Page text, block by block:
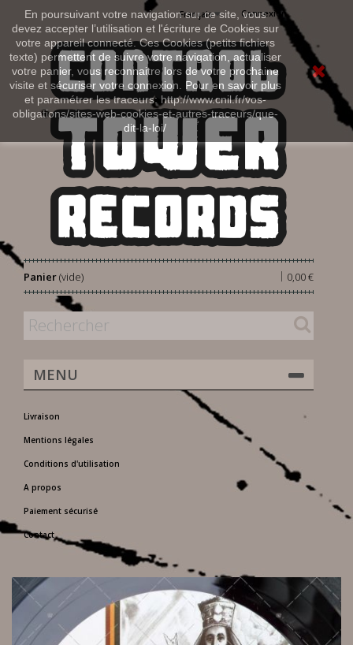
En poursuivant votre navigation sur ce site, vous
devez accepter l’utilisation et l'écriture de Cookies sur
votre appareil connecté. Ces Cookies (petits fichiers
texte) permettent de suivre votre navigation, actualiser
votre panier, vous reconnaitre lors de votre prochaine
visite et sécuriser votre connexion. Pour en savoir plus
et paramétrer les traceurs: http://www.cnil.fr/vos-
obligations/sites-web-cookies-et-autres-traceurs/que-
dit-la-loi/
Connexion
Français
Panier 0,00 €
|
(vide)
MENU
Livraison
Mentions légales
Conditions d'utilisation
A propos
Paiement sécurisé
Contact